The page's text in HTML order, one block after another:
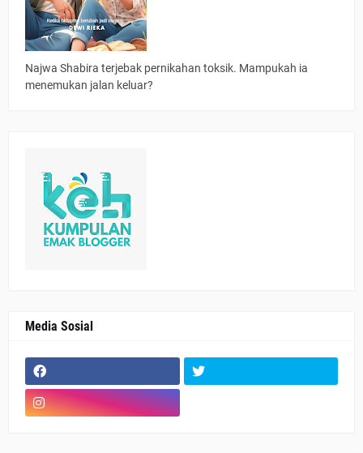
Najwa Shabira terjebak pernikahan toksik. Mampukah ia
menemukan jalan keluar?
Media Sosial